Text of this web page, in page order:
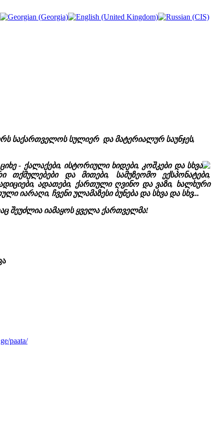
საქართველოს სულიერ და მატერიალურ საუნჯეს,
- ქალაქები, ისტორიული ხიდები, კოშკები და სხვა
და მითები, სამუზეომო ექსპონატები,
ადათები, ქართული ღვინო და ვაზი, ხალხური
იარაღი, ჩვენი ულამაზესი ბუნება და სხვა და სხვ...
შეუძლია იამაყოს ყველა ქართველმა!
paata/